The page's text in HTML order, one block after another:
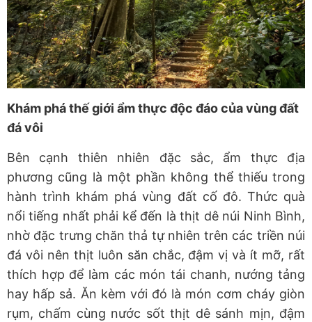
Khám phá thế giới ẩm thực độc đáo của vùng đất
đá vôi
Bên cạnh thiên nhiên đặc sắc, ẩm thực địa
phương cũng là một phần không thể thiếu trong
hành trình khám phá vùng đất cố đô. Thức quà
nổi tiếng nhất phải kể đến là thịt dê núi Ninh Bình,
nhờ đặc trưng chăn thả tự nhiên trên các triền núi
đá vôi nên thịt luôn săn chắc, đậm vị và ít mỡ, rất
thích hợp để làm các món tái chanh, nướng tảng
hay hấp sả. Ăn kèm với đó là món cơm cháy giòn
rụm, chấm cùng nước sốt thịt dê sánh mịn, đậm